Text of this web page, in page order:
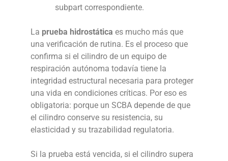
subpart correspondiente.
La prueba hidrostática es mucho más que
una verificación de rutina. Es el proceso que
confirma si el cilindro de un equipo de
respiración autónoma todavía tiene la
integridad estructural necesaria para proteger
una vida en condiciones críticas. Por eso es
obligatoria: porque un SCBA depende de que
el cilindro conserve su resistencia, su
elasticidad y su trazabilidad regulatoria.
Si la prueba está vencida, si el cilindro supera